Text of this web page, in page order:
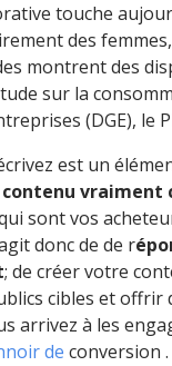
touche
des
montrent des
sur la
(DGE), le
est un
contenu
sont vos
donc de de r
; de créer votre
cibles et offrir
arrivez à les
de conversion .